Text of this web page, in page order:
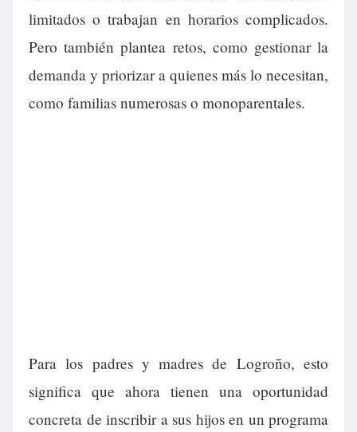
limitados o trabajan en horarios complicados.
Pero también plantea retos, como gestionar la
demanda y priorizar a quienes más lo necesitan,
como familias numerosas o monoparentales.
Para los padres y madres de Logroño, esto
significa que ahora tienen una oportunidad
concreta de inscribir a sus hijos en un programa